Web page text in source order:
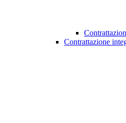
Contrattazione